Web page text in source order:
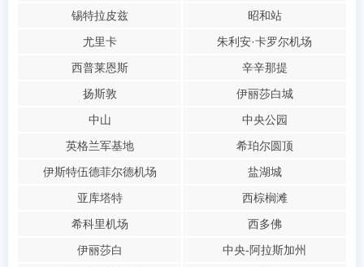
锡特拉皮兹
昭和站
尤里卡
朱利安·卡罗尔机场
西普莱恩斯
辛辛那提
扬斯敦
伊丽莎白城
中山
中央公园
英格兰军基地
希珀尔圆顶
伊斯特伍德菲尔德机场
盐湖城
亚库塔特
西棕榈滩
希科里机场
西多佛
伊丽莎白
中央-阿拉斯加州